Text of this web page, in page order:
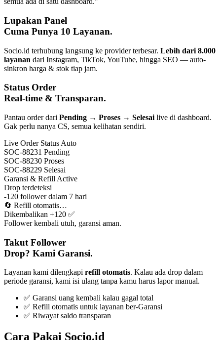
Lupakan Panel
Cuma Punya 10 Layanan.
Socio.id terhubung langsung ke provider terbesar. Lebih dari 8.000
layanan dari Instagram, TikTok, YouTube, hingga SEO — auto-
sinkron harga & stok tiap jam.
Status Order
Real-time & Transparan.
Pantau order dari Pending → Proses → Selesai live di dashboard.
Gak perlu nanya CS, semua kelihatan sendiri.
Live Order Status Auto
SOC-88231 Pending
SOC-88230 Proses
SOC-88229 Selesai
Garansi & Refill Active
Drop terdeteksi
-120 follower dalam 7 hari
🔄 Refill otomatis…
Dikembalikan +120 ✅
Follower kembali utuh, garansi aman.
Takut Follower
Drop? Kami Garansi.
Layanan kami dilengkapi refill otomatis. Kalau ada drop dalam
periode garansi, kami isi ulang tanpa kamu harus lapor manual.
✅ Garansi uang kembali kalau gagal total
✅ Refill otomatis untuk layanan ber-Garansi
✅ Riwayat saldo transparan
Cara Pakai Socio.id